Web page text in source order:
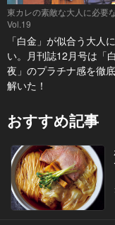
東カレの素敵な大人に必要
Vol.19
「白金」が似合う大人
い。月刊誌12月号は「
夜」のプラチナ感を徹
解いた！
おすすめ記事